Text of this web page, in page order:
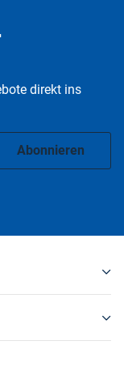
direkt ins
Abonnieren